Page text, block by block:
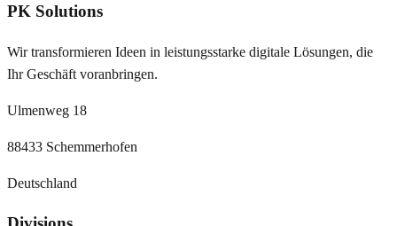
PK Solutions
Wir transformieren Ideen in leistungsstarke digitale Lösungen, die
Ihr Geschäft voranbringen.
Ulmenweg 18
88433 Schemmerhofen
Deutschland